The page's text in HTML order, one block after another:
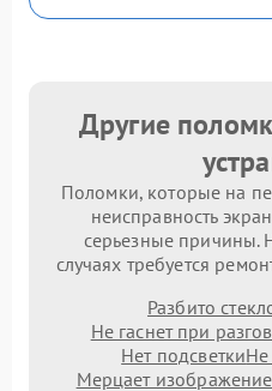
Другие
Поломки, которые на
неисправность
серьезные причины.
случаях требуется
Разбито
Не гаснет при
Нет подсветкиНе
Мерцает изображение